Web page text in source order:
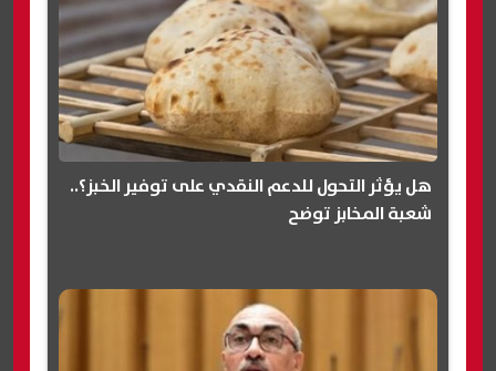
هل يؤثر التحول للدعم النقدي على توفير الخبز؟..
شعبة المخابز توضح